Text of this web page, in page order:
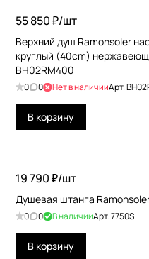
55 850 ₽/шт
Верхний душ Ramonsoler
круглый (40cm)
BH02RM400
0 0 Нет в наличииАрт.
В корзину
19 790 ₽/шт
Душевая штанга
0 0 В наличииАрт.7750S
В корзину